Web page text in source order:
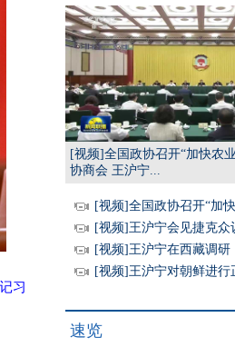
习
[视频]全国政协召开“加快农
协商会 王沪宁...
[视频]全国政协召开“加
[视频]王沪宁会见捷克众
[视频]王沪宁在西藏调研
[视频]王沪宁对朝鲜进行
速览